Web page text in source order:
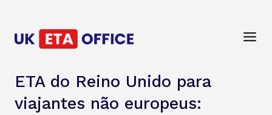
ETA do Reino Unido para
viajantes não europeus: